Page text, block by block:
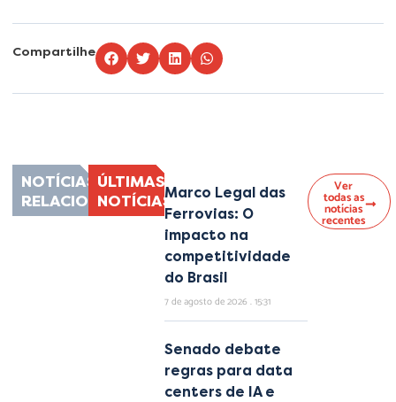
Compartilhe
NOTÍCIAS
RELACIONADAS
ÚLTIMAS
NOTÍCIASMarco Legal das
Ferrovias: O
impacto na
competitividade
do Brasil
7 de agosto de 2026 15:31
Senado debate
regras para data
centers de IA e
Ver
todas as
notícias
recentes